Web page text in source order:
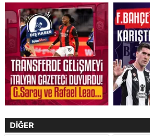
DİĞER